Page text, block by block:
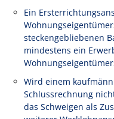
Ein
steckengebliebenen
mindestens ein
Wird einem
Schlussrechnung
das Schweigen als